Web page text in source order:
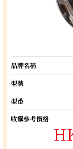
品牌名稱
型號
型番
收購參考價格